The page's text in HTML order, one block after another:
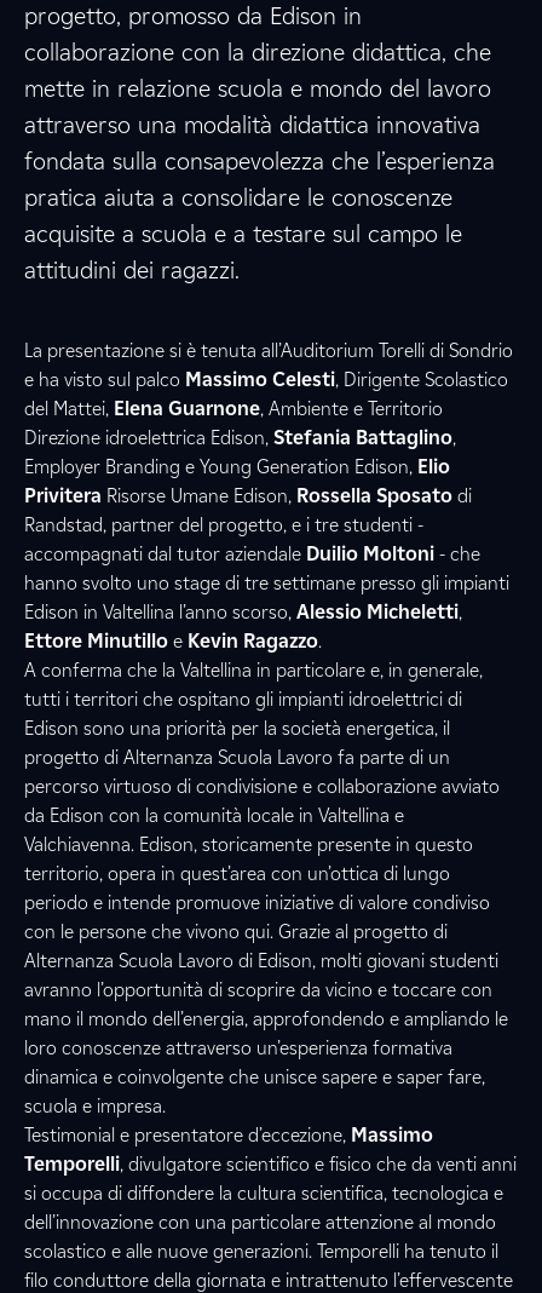
progetto, promosso da Edison in
collaborazione con la direzione didattica, che
mette in relazione scuola e mondo del lavoro
attraverso una modalità didattica innovativa
fondata sulla consapevolezza che l’esperienza
pratica aiuta a consolidare le conoscenze
acquisite a scuola e a testare sul campo le
attitudini dei ragazzi.
La presentazione si è tenuta all’Auditorium Torelli di Sondrio
e ha visto sul palco Massimo Celesti, Dirigente Scolastico
del Mattei, Elena Guarnone, Ambiente e Territorio
Direzione idroelettrica Edison, Stefania Battaglino,
Employer Branding e Young Generation Edison, Elio
Privitera Risorse Umane Edison, Rossella Sposato di
Randstad, partner del progetto, e i tre studenti -
accompagnati dal tutor aziendale Duilio Moltoni - che
hanno svolto uno stage di tre settimane presso gli impianti
Edison in Valtellina l’anno scorso, Alessio Micheletti,
Ettore Minutillo e Kevin Ragazzo.
A conferma che la Valtellina in particolare e, in generale,
tutti i territori che ospitano gli impianti idroelettrici di
Edison sono una priorità per la società energetica, il
progetto di Alternanza Scuola Lavoro fa parte di un
percorso virtuoso di condivisione e collaborazione avviato
da Edison con la comunità locale in Valtellina e
Valchiavenna. Edison, storicamente presente in questo
territorio, opera in quest’area con un’ottica di lungo
periodo e intende promuove iniziative di valore condiviso
con le persone che vivono qui. Grazie al progetto di
Alternanza Scuola Lavoro di Edison, molti giovani studenti
avranno l’opportunità di scoprire da vicino e toccare con
mano il mondo dell’energia, approfondendo e ampliando le
loro conoscenze attraverso un’esperienza formativa
dinamica e coinvolgente che unisce sapere e saper fare,
scuola e impresa.
Testimonial e presentatore d’eccezione, Massimo
Temporelli, divulgatore scientifico e fisico che da venti anni
si occupa di diffondere la cultura scientifica, tecnologica e
dell’innovazione con una particolare attenzione al mondo
scolastico e alle nuove generazioni. Temporelli ha tenuto il
filo conduttore della giornata e intrattenuto l’effervescente